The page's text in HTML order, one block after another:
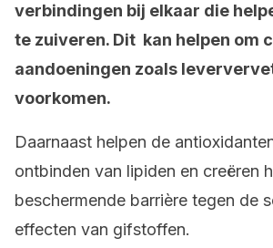
verbindingen bij elkaar die
te zuiveren. Dit kan helpen om
aandoeningen zoals
voorkomen.
Daarnaast helpen de
ontbinden van lipiden en creëren
beschermende barrière tegen de
effecten van gifstoffen.